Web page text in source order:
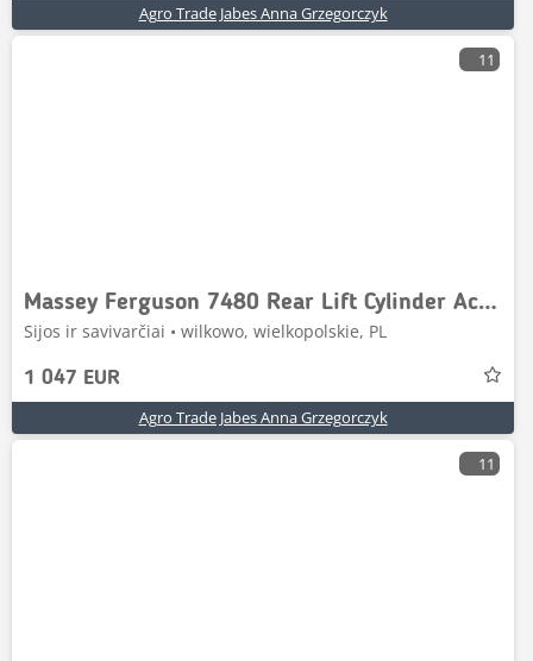
Agro Trade Jabes Anna Grzegorczyk
11
Massey Ferguson 7480 Rear Lift Cylinder Actuator G716861030020
Sijos ir savivarčiai • wilkowo, wielkopolskie, PL
1 047 EUR
Agro Trade Jabes Anna Grzegorczyk
11